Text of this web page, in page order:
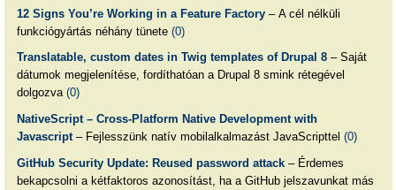
12 Signs You’re Working in a Feature Factory– A cél nélküli
funkciógyártás néhány tünete (0)
Translatable, custom dates in Twig templates of Drupal 8– Saját
dátumok megjelenítése, fordíthatóan a Drupal 8 smink rétegével
dolgozva (0)
NativeScript – Cross-Platform Native Development with
Javascript– Fejlesszünk natív mobilalkalmazást JavaScripttel (0)
GitHub Security Update: Reused password attack– Érdemes
bekapcsolni a kétfaktoros azonosítást, ha a GitHub jelszavunkat más